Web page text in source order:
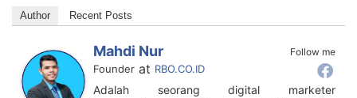
Author Recent Posts
Follow me
Mahdi Nur
Founder at RBO.CO.ID
Adalah seorang digital marketer